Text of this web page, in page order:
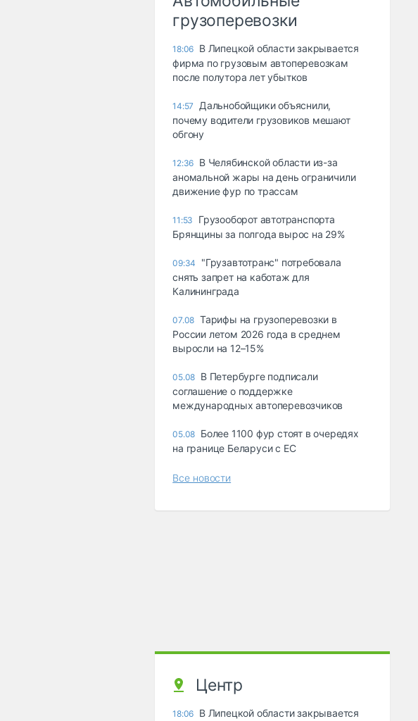
грузоперевозки
18:06 В Липецкой области закрывается
фирма по грузовым автоперевозкам
после полутора лет убытков
14:57
Дальнобойщики объяснили,
почему водители грузовиков мешают
обгону
12:36 В Челябинской области из-за
аномальной жары на день ограничили
движение фур по трассам
11:53
Грузооборот автотранспорта
Брянщины за полгода вырос на 29%
09:34
"Грузавтотранс" потребовала
снять запрет на каботаж для
Калининграда
07.08 Тарифы на грузоперевозки в
России летом 2026 года в среднем
выросли на 12–15%
05.08 В Петербурге подписали
соглашение о поддержке
международных автоперевозчиков
05.08 Более 1100 фур стоят в очередях
на границе Беларуси с ЕС
Все новости
Центр
18:06 В Липецкой области закрывается